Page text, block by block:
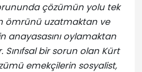
çözümün yolu tek
ömrünü uzatmaktan ve
anayasasını oylamaktan
bir sorun olan Kürt
emekçilerin sosyalist,